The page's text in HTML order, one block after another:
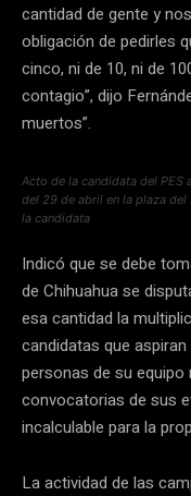
cantidad de gente y
obligación de pedirles
cinco, ni de 10, ni de
contagio”, dijo
muertos”.
Acto de la candidata del PES
del 29 de abril en la plaza
la candidata
Indicó que se debe
de Chihuahua se
esa cantidad la
candidatas que
personas de su
convocatorias de sus
incalculable para la
La actividad de las